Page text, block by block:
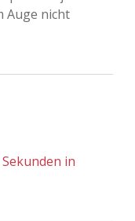
Auge nicht
in